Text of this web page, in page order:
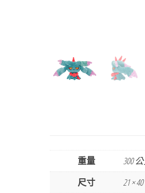
重量
300
尺寸
21 ×